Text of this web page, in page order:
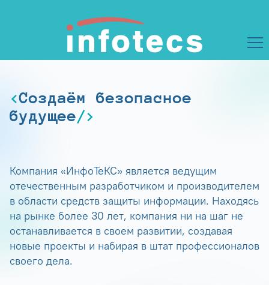
Создаём безопасное
будущее
Компания «ИнфоТеКС» является ведущим
отечественным разработчиком и производителем
в области средств защиты информации. Находясь
на рынке более 30 лет, компания ни на шаг не
останавливается в своем развитии, создавая
новые проекты и набирая в штат профессионалов
своего дела.